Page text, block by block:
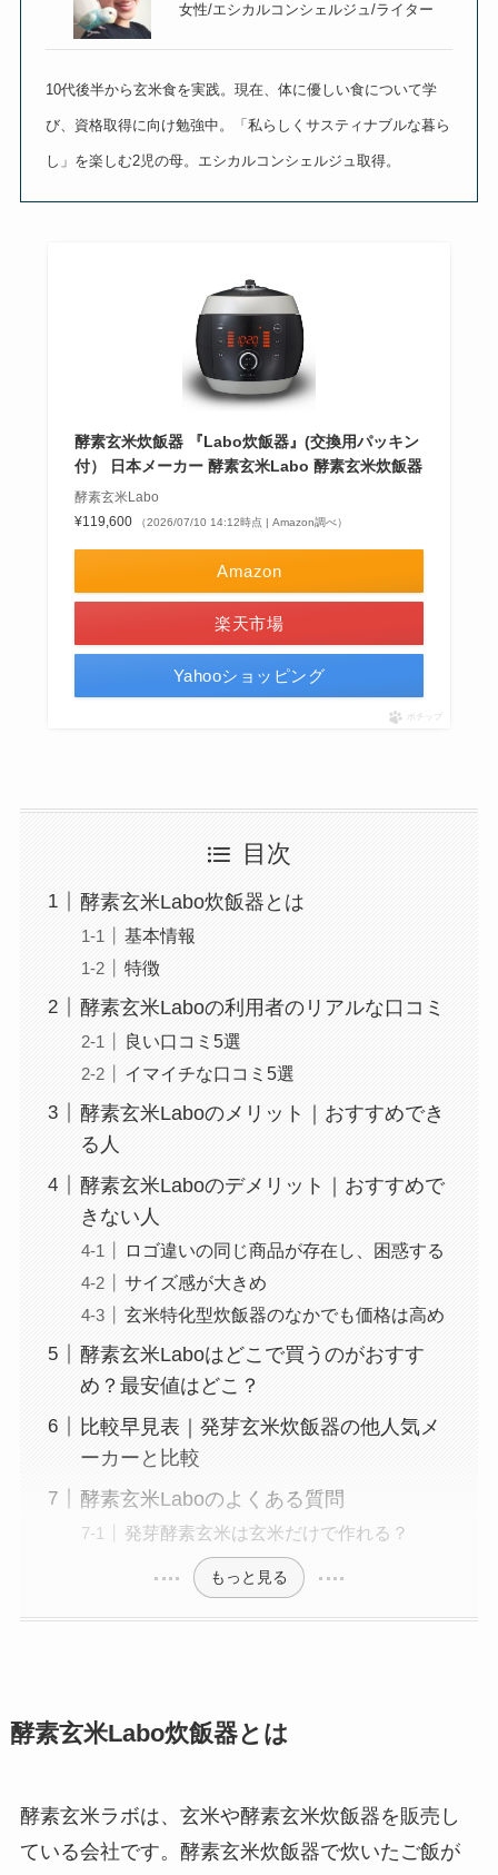
女性/エシカルコンシェルジュ/ライター
10代後半から玄米食を実践。現在、体に優しい食について学
び、資格取得に向け勉強中。「私らしくサスティナブルな暮ら
し」を楽しむ2児の母。エシカルコンシェルジュ取得。
酵素玄米炊飯器 『Labo炊飯器』(交換用パッキン
付） 日本メーカー 酵素玄米Labo 酵素玄米炊飯器
酵素玄米Labo
¥119,600
（2026/07/10 14:12時点 | Amazon調べ）
Amazon
楽天市場
Yahooショッピング
ポチップ
目次
酵素玄米Labo炊飯器とは
基本情報
特徴
酵素玄米Laboの利用者のリアルな口コミ
良い口コミ5選
イマイチな口コミ5選
酵素玄米Laboのメリット｜おすすめでき
る人
酵素玄米Laboのデメリット｜おすすめで
きない人
ロゴ違いの同じ商品が存在し、困惑する
サイズ感が大きめ
玄米特化型炊飯器のなかでも価格は高め
酵素玄米Laboはどこで買うのがおすす
め？最安値はどこ？
比較早見表｜発芽玄米炊飯器の他人気メ
ーカーと比較
酵素玄米Laboのよくある質問
発芽酵素玄米は玄米だけで作れる？
もっと見る
酵素玄米Labo炊飯器とは
酵素玄米ラボは、玄米や酵素玄米炊飯器を販売し
ている会社です。酵素玄米炊飯器で炊いたご飯が